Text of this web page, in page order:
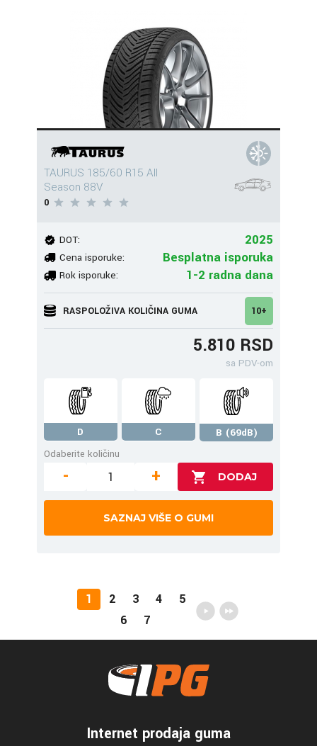
TAURUS 185/60 R15 All
Season 88V
0
DOT: 2025
Cena isporuke: Besplatna isporuka
Rok isporuke: 1-2 radna dana
RASPOLOŽIVA KOLIČINA GUMA 10+
5.810 RSD
sa PDV-om
D C
B (69dB)
Odaberite količinu
- +
SAZNAJ VIŠE O GUMI
1 2 3 4
5
6
7
Internet prodaja guma